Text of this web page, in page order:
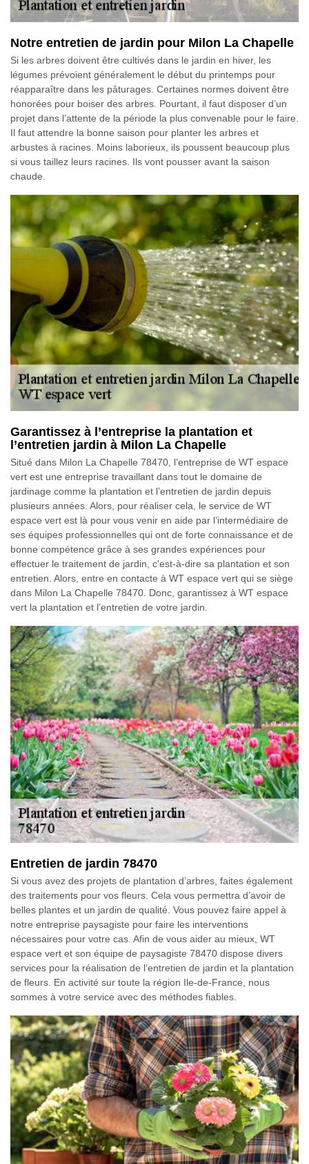
Notre entretien de jardin pour Milon La Chapelle
Si les arbres doivent être cultivés dans le jardin en hiver, les
légumes prévoient généralement le début du printemps pour
réapparaître dans les pâturages. Certaines normes doivent être
honorées pour boiser des arbres. Pourtant, il faut disposer d’un
projet dans l’attente de la période la plus convenable pour le faire.
Il faut attendre la bonne saison pour planter les arbres et
arbustes à racines. Moins laborieux, ils poussent beaucoup plus
si vous taillez leurs racines. Ils vont pousser avant la saison
chaude.
Garantissez à l’entreprise la plantation et
l’entretien jardin à Milon La Chapelle
Situé dans Milon La Chapelle 78470, l’entreprise de WT espace
vert est une entreprise travaillant dans tout le domaine de
jardinage comme la plantation et l’entretien de jardin depuis
plusieurs années. Alors, pour réaliser cela, le service de WT
espace vert est là pour vous venir en aide par l’intermédiaire de
ses équipes professionnelles qui ont de forte connaissance et de
bonne compétence grâce à ses grandes expériences pour
effectuer le traitement de jardin, c'est-à-dire sa plantation et son
entretien. Alors, entre en contacte à WT espace vert qui se siège
dans Milon La Chapelle 78470. Donc, garantissez à WT espace
vert la plantation et l’entretien de votre jardin.
Entretien de jardin 78470
Si vous avez des projets de plantation d’arbres, faites également
des traitements pour vos fleurs. Cela vous permettra d’avoir de
belles plantes et un jardin de qualité. Vous pouvez faire appel à
notre entreprise paysagiste pour faire les interventions
nécessaires pour votre cas. Afin de vous aider au mieux, WT
espace vert et son équipe de paysagiste 78470 dispose divers
services pour la réalisation de l’entretien de jardin et la plantation
de fleurs. En activité sur toute la région Ile-de-France, nous
sommes à votre service avec des méthodes fiables.